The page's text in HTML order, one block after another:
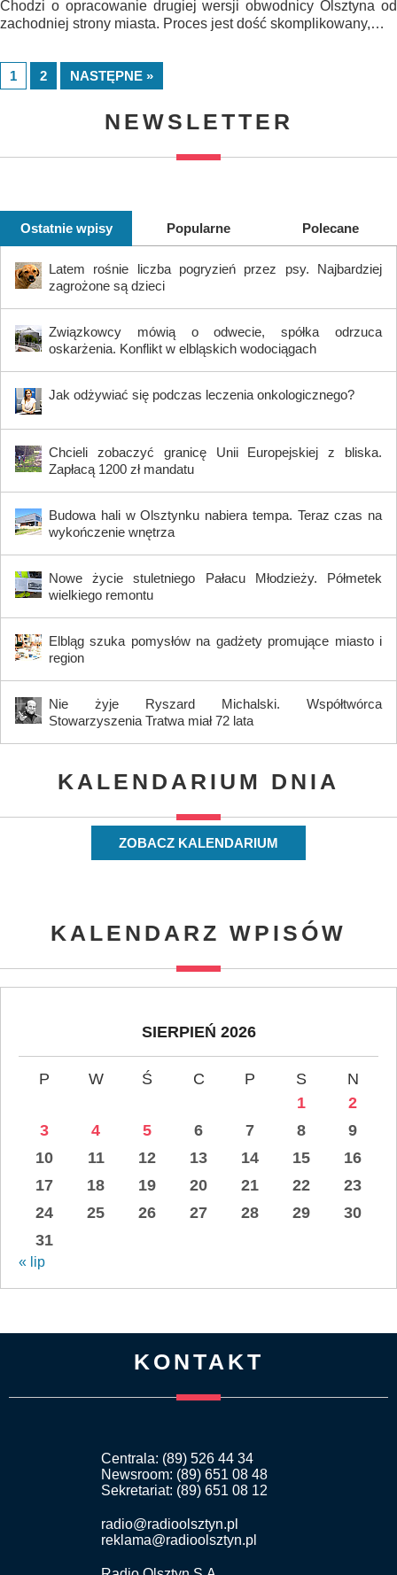
Chodzi o opracowanie drugiej wersji obwodnicy Olsztyna od
zachodniej strony miasta. Proces jest dość skomplikowany,…
1 2 NASTĘPNE »
NEWSLETTER
Ostatnie wpisy Popularne Polecane
Latem rośnie liczba pogryzień przez psy. Najbardziej
zagrożone są dzieci
Związkowcy mówią o odwecie, spółka odrzuca
oskarżenia. Konflikt w elbląskich wodociągach
Jak odżywiać się podczas leczenia onkologicznego?
Chcieli zobaczyć granicę Unii Europejskiej z bliska.
Zapłacą 1200 zł mandatu
Budowa hali w Olsztynku nabiera tempa. Teraz czas na
wykończenie wnętrza
Nowe życie stuletniego Pałacu Młodzieży. Półmetek
wielkiego remontu
Elbląg szuka pomysłów na gadżety promujące miasto i
region
Nie żyje Ryszard Michalski. Współtwórca
Stowarzyszenia Tratwa miał 72 lata
KALENDARIUM DNIA
ZOBACZ KALENDARIUM
KALENDARZ WPISÓW
SIERPIEŃ 2026
P W Ś C P S
N
1
2
3
4 5 6 7 8
9
10
11 12 13 14 15
16
17
18 19 20 21 22
23
24
25 26 27 28 29
30
31
« lip
KONTAKT
Centrala: (89) 526 44 34
Newsroom: (89) 651 08 48
Sekretariat: (89) 651 08 12
radio@radioolsztyn.pl
reklama@radioolsztyn.pl